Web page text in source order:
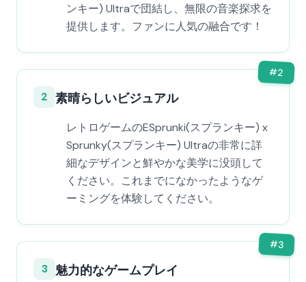
ンキー) Ultraで団結し、無限の音楽探求を
提供します。ファンに人気の融合です！
#2
2 素晴らしいビジュアル
レトロゲームのESprunki(スプランキー) x
Sprunky(スプランキー) Ultraの非常に詳
細なデザインと鮮やかな美学に没頭して
ください。これまでになかったようなゲ
ーミングを体験してください。
#3
3 魅力的なゲームプレイ